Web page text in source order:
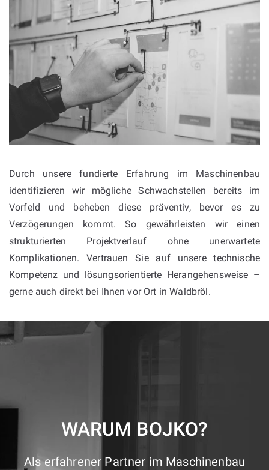
Durch unsere fundierte Erfahrung im Maschinenbau
identifizieren wir mögliche Schwachstellen bereits im
Vorfeld und beheben diese präventiv, bevor es zu
Verzögerungen kommt. So gewährleisten wir einen
strukturierten Projektverlauf ohne unerwartete
Komplikationen. Vertrauen Sie auf unsere technische
Kompetenz und lösungsorientierte Herangehensweise –
gerne auch direkt bei Ihnen vor Ort in Waldbröl.
WARUM BOJKO?
Als erfahrener Partner im Maschinenbau